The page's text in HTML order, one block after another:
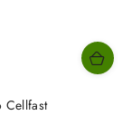
Cellfast